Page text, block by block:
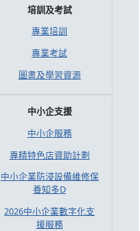
培訓及考試
專業培訓
專業考試
圖書及學習資源
中小企支援
中小企服務
專精特色店資助計劃
中小企業防浸設備維修保
養知多D
2026中小企業數字化支
援服務